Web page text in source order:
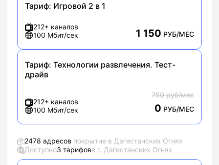
Тариф: Игровой 2 в 1
212+ каналов
100 Мбит/сек
1 150 РУБ/МЕС
Тариф: Технологии развлечения. Тест-
драйв
212+ каналов
100 Мбит/сек
750 руб/мес
0 РУБ/МЕС
2478 адресов покрытие в Дагестанских Огнях
Доступно3 тарифовв г. Дагестанских Огнях